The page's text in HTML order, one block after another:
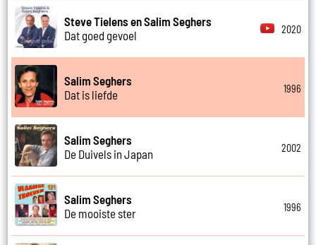
Steve Tielens en Salim Seghers
Dat goed gevoel
2020
Salim Seghers
Dat is liefde
1996
Salim Seghers
De Duivels in Japan
2002
Salim Seghers
De mooiste ster
1996